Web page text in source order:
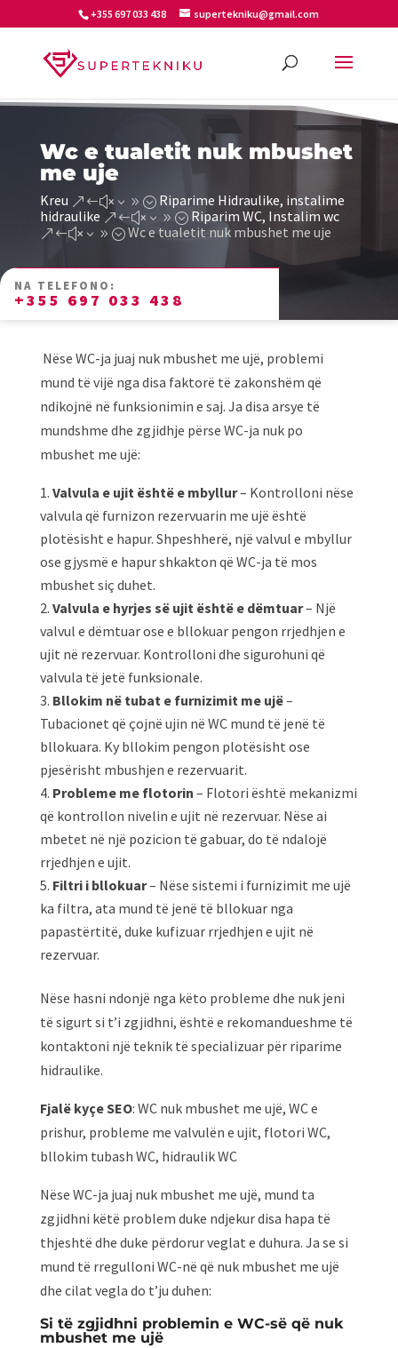
+355 697 033 438 supertekniku@gmail.com
Wc e tualetit nuk mbushet
me uje
Kreu &#x39; Riparime Hidraulike, instalime
hidraulike &#x39; Riparim WC, Instalim wc
&#x39; Wc e tualetit nuk mbushet me uje
NA TELEFONO:
+355 697 033 438
Nëse WC-ja juaj nuk mbushet me ujë, problemi
mund të vijë nga disa faktorë të zakonshëm që
ndikojnë në funksionimin e saj. Ja disa arsye të
mundshme dhe zgjidhje përse WC-ja nuk po
mbushet me ujë:
Valvula e ujit është e mbyllur– Kontrolloni nëse
valvula që furnizon rezervuarin me ujë është
plotësisht e hapur. Shpeshherë, një valvul e mbyllur
ose gjysmë e hapur shkakton që WC-ja të mos
mbushet siç duhet.
Valvula e hyrjes së ujit është e dëmtuar– Një
valvul e dëmtuar ose e bllokuar pengon rrjedhjen e
ujit në rezervuar. Kontrolloni dhe sigurohuni që
valvula të jetë funksionale.
Bllokim në tubat e furnizimit me ujë–
Tubacionet që çojnë ujin në WC mund të jenë të
bllokuara. Ky bllokim pengon plotësisht ose
pjesërisht mbushjen e rezervuarit.
Probleme me flotorin – Flotori është mekanizmi
që kontrollon nivelin e ujit në rezervuar. Nëse ai
mbetet në një pozicion të gabuar, do të ndalojë
rrjedhjen e ujit.
Filtri i bllokuar– Nëse sistemi i furnizimit me ujë
ka filtra, ata mund të jenë të bllokuar nga
papastërtitë, duke kufizuar rrjedhjen e ujit në
rezervuar.
Nëse hasni ndonjë nga këto probleme dhe nuk jeni
të sigurt si t’i zgjidhni, është e rekomandueshme të
kontaktoni një teknik të specializuar për riparime
hidraulike.
Fjalë kyçe SEO: WC nuk mbushet me ujë, WC e
prishur, probleme me valvulën e ujit, flotori WC,
bllokim tubash WC, hidraulik WC
Nëse WC-ja juaj nuk mbushet me ujë, mund ta
zgjidhni këtë problem duke ndjekur disa hapa të
thjeshtë dhe duke përdorur veglat e duhura. Ja se si
mund të rregulloni WC-në që nuk mbushet me ujë
dhe cilat vegla do t’ju duhen:
Si të zgjidhni problemin e WC-së që nuk
mbushet me ujë